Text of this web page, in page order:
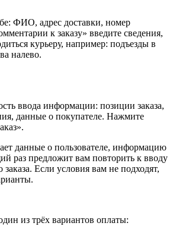
ФИО, адрес доставки, номер
к заказу» введите сведения,
курьеру, например: подъезды в
налево.
ввода информации: позиции заказа,
данные о покупателе. Нажмите
данные о пользователе, информацию
раз предложит вам повторить к вводу
Если условия вам не подходят,
из трёх вариантов оплаты: